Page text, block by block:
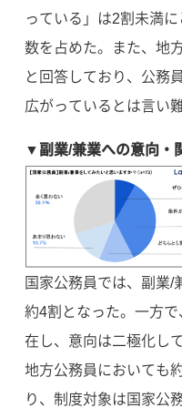
っている」は2割未満
数を占めた。また、地
と回答しており、公務
広がっているとは言い
▼副業/兼業への意向・
国家公務員では、副業/
約4割となった。一方
在し、意向は二極化して
地方公務員においても
り、制度対象は国家公